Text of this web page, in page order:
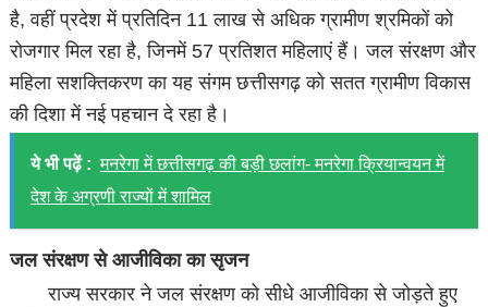
है, वहीं प्रदेश में प्रतिदिन 11 लाख से अधिक ग्रामीण श्रमिकों को
रोजगार मिल रहा है, जिनमें 57 प्रतिशत महिलाएं हैं। जल संरक्षण और
महिला सशक्तिकरण का यह संगम छत्तीसगढ़ को सतत ग्रामीण विकास
की दिशा में नई पहचान दे रहा है।
ये भी पढ़ें : मनरेगा में छत्तीसगढ़ की बड़ी छलांग- मनरेगा क्रियान्वयन में
देश के अग्रणी राज्यों में शामिल
जल संरक्षण से आजीविका का सृजन
राज्य सरकार ने जल संरक्षण को सीधे आजीविका से जोड़ते हुए